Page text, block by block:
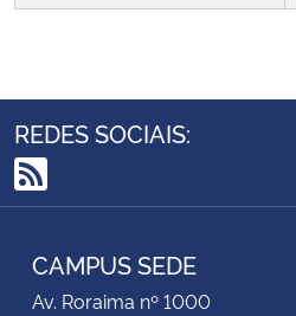
REDES SOCIAIS:
RSS
CAMPUS SEDE
Av. Roraima nº 1000